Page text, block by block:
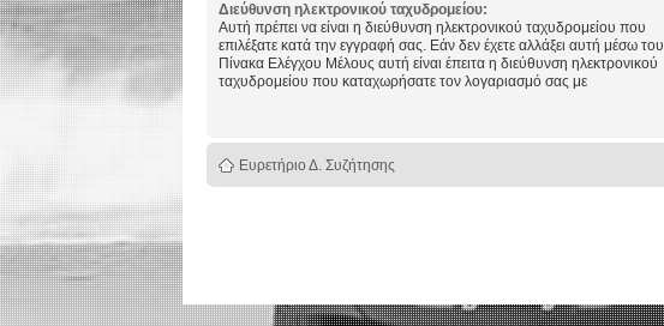
Διεύθυνση ηλεκτρονικού ταχυδρομείου:
Αυτή πρέπει να είναι η διεύθυνση ηλεκτρονικού ταχυδρομείου που
επιλέξατε κατά την εγγραφή σας. Εάν δεν έχετε αλλάξει αυτή μέσω του
Πίνακα Ελέγχου Μέλους αυτή είναι έπειτα η διεύθυνση ηλεκτρονικού
ταχυδρομείου που καταχωρήσατε τον λογαριασμό σας με
Ευρετήριο Δ. Συζήτησης